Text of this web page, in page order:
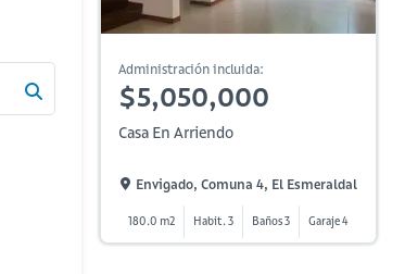
Administración incluida:
$5,050,000
Casa En Arriendo
Envigado, Comuna 4, El Esmeraldal
180.0 m2 Habit. 3 Baños 3 Garaje 4